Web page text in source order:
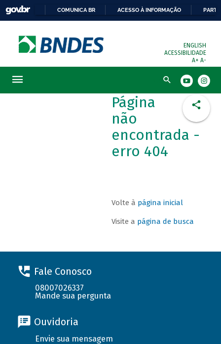
COMUNICA BR ACESSO À INFORMAÇÃO
ENGLISH
ACESSIBILIDADE
A+ A-
Busca
Página
não
encontrada -
erro 404
Volte à página inicial
Visite a página de busca
Fale Conosco
08007026337
Mande sua pergunta
Ouvidoria
Envie sua mensagem